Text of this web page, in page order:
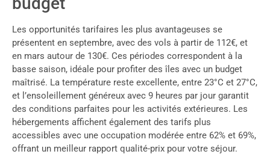
Les opportunités tarifaires les plus avantageuses se
présentent en septembre, avec des vols à partir de 112€, et
en mars autour de 130€. Ces périodes correspondent à la
basse saison, idéale pour profiter des îles avec un budget
maîtrisé. La température reste excellente, entre 23°C et 27°C,
et l’ensoleillement généreux avec 9 heures par jour garantit
des conditions parfaites pour les activités extérieures. Les
hébergements affichent également des tarifs plus
accessibles avec une occupation modérée entre 62% et 69%,
offrant un meilleur rapport qualité-prix pour votre séjour.